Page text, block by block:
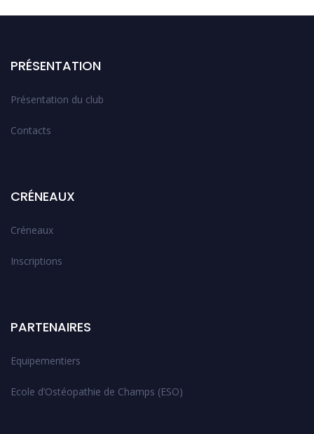
PRÉSENTATION
Présentation du club
Contacts
CRÉNEAUX
Créneaux
Inscriptions
PARTENAIRES
Equipementiers
Ecole d’Ostéopathie de Champs (ESO)